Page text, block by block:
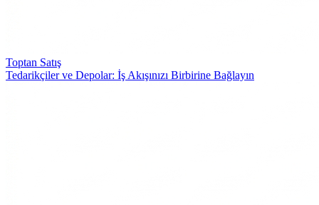
Toptan Satış
Tedarikçiler ve Depolar: İş Akışınızı Birbirine Bağlayın